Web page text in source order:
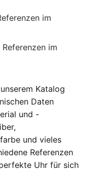
im
Referenzen im
Katalog
Daten
und -
und vieles
Referenzen
Uhr für sich